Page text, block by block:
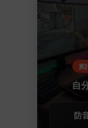
累
自
防